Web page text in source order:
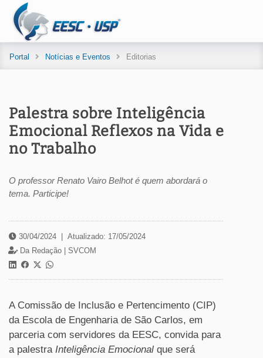
Portal Notícias e Eventos Editorias
Palestra sobre Inteligência
Emocional Reflexos na Vida e
no Trabalho
O professor Renato Vairo Belhot é quem abordará o
tema. Participe!
30/04/2024
Atualizado: 17/05/2024
Da Redação | SVCOM
A Comissão de Inclusão e Pertencimento (CIP)
da Escola de Engenharia de São Carlos, em
parceria com servidores da EESC, convida para
a palestra Inteligência Emocional que será